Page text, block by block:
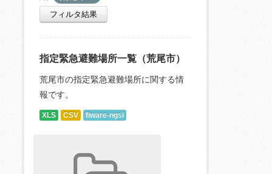
フィルタ結果
指定緊急避難場所一覧（荒尾市）
荒尾市の指定緊急避難場所に関する情
報です。
XLS CSV fiware-ngsi